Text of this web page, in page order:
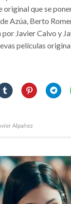
que se
Azúa, Berto
Javier Calvo y
películas
Alpañez